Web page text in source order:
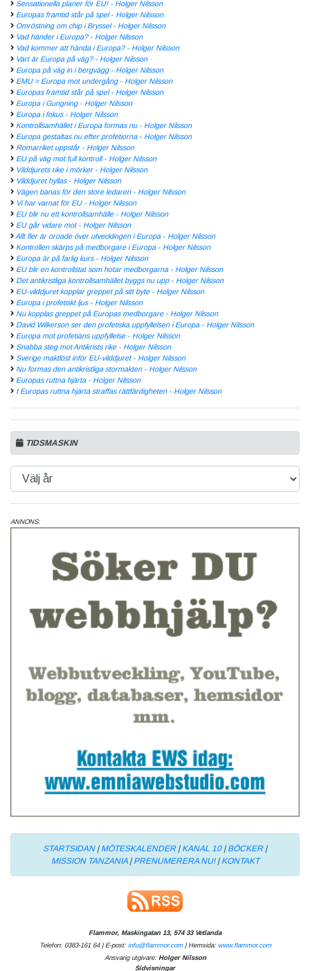
Sensationella planer för EU! - Holger Nilsson
Europas framtid står på spel - Holger Nilsson
Omröstning om chip i Bryssel - Holger Nilsson
Vad händer i Europa? - Holger Nilsson
Vad kommer att hända i Europa? - Holger Nilsson
Vart är Europa på väg? - Holger Nilsson
Europa på väg in i bergvägg - Holger Nilsson
EMU = Europa mot undergång - Holger Nilsson
Europas framtid står på spel - Holger Nilsson
Europa i Gungning - Holger Nilsson
Europa i fokus - Holger Nilsson
Kontrollsamhället i Europa formas nu - Holger Nilsson
Europa gestaltas nu efter profetiorna - Holger Nilsson
Romarriket uppstår - Holger Nilsson
EU på väg mot full kontroll - Holger Nilsson
Vilddjurets rike i mörker - Holger Nilsson
Vilddjuret hyllas - Holger Nilsson
Vägen banas för den store ledaren - Holger Nilsson
Vi har varnat för EU - Holger Nilsson
EU blir nu ett kontrollsamhälle - Holger Nilsson
EU går vidare mot - Holger Nilsson
Allt fler är oroade över utvecklingen i Europa - Holger Nilsson
Kontrollen skärps på medborgare i Europa - Holger Nilsson
Europa är på farlig kurs - Holger Nilsson
EU blir en kontrollstat som hotar medborgarna - Holger Nilsson
Det antikristliga kontrollsamhället byggs nu upp - Holger Nilsson
EU-vilddjuret kopplar greppet på sitt byte - Holger Nilsson
Europa i profetiskt ljus - Holger Nilsson
Nu kopplas greppet på Europas medborgare - Holger Nilsson
David Wilkerson ser den profetiska uppfyllelsen i Europa - Holger Nilsson
Europa mot profetians uppfyllelse - Holger Nilsson
Snabba steg mot Antikrists rike - Holger Nilsson
Sverige maktlöst inför EU-vilddjuret - Holger Nilsson
Nu formas den antikristliga stormakten - Holger Nilsson
Europas ruttna hjärta - Holger Nilsson
I Europas ruttna hjärta straffas rättfärdigheten - Holger Nilsson
TIDSMASKIN
ANNONS:
STARTSIDAN| MÖTESKALENDER| KANAL 10| BÖCKER|
MISSION TANZANIA| PRENUMERERA NU!| KONTAKT
Flammor, Maskingatan 13, 574 33 Vetlanda
Telefon: 0383-161 64 | E-post: info@flammor.com| Hemsida: www.flammor.com
Ansvarig utgivare: Holger Nilsson
Sidvisningar